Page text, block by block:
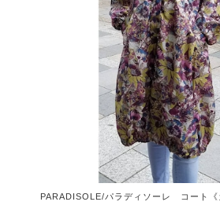
PARADISOLE/パラディソーレ コート《